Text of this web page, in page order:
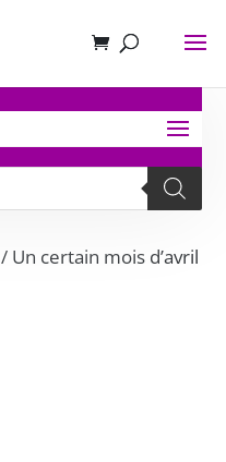
/ Un certain mois d’avril